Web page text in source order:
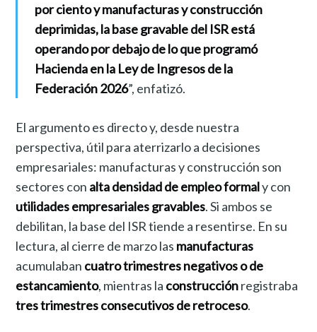
por ciento y manufacturas y construcción
deprimidas, la base gravable del ISR está
operando por debajo de lo que programó
Hacienda en la Ley de Ingresos de la
Federación 2026”, enfatizó.
El argumento es directo y, desde nuestra
perspectiva, útil para aterrizarlo a decisiones
empresariales: manufacturas y construcción son
sectores con alta densidad de empleo formaly con
utilidades empresariales gravables. Si ambos se
debilitan, la base del ISR tiende a resentirse. En su
lectura, al cierre de marzo las manufacturas
acumulaban cuatro trimestres negativos o de
estancamiento, mientras la construcciónregistraba
tres trimestres consecutivos de retroceso.